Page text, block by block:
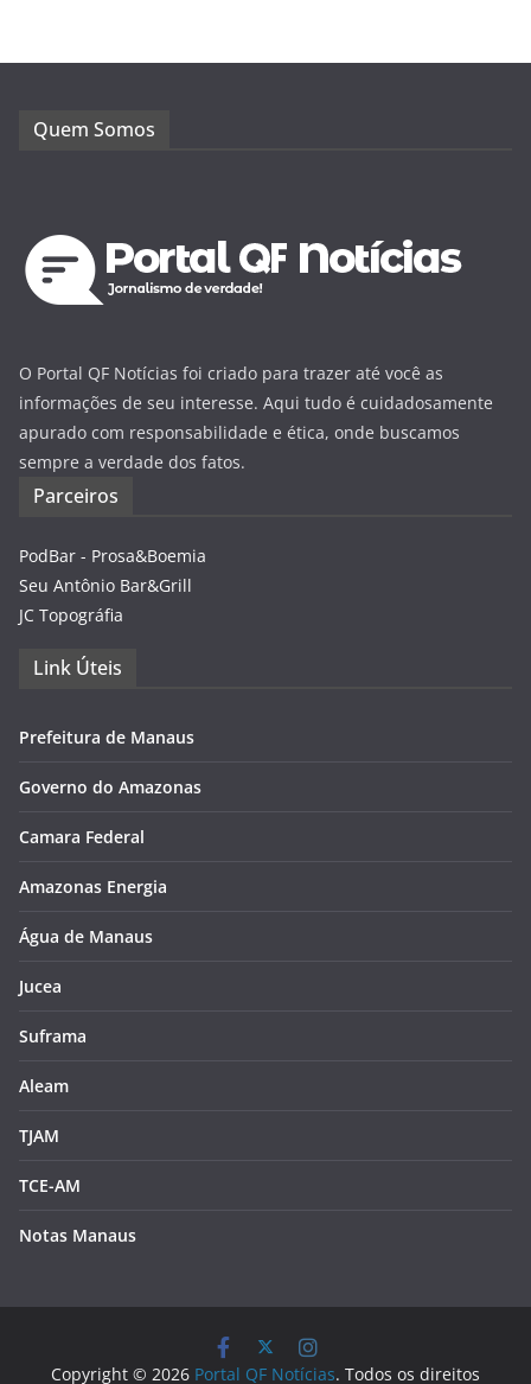
Quem Somos
O Portal QF Notícias foi criado para trazer até você as
informações de seu interesse. Aqui tudo é cuidadosamente
apurado com responsabilidade e ética, onde buscamos
sempre a verdade dos fatos.
Parceiros
PodBar - Prosa&Boemia
Seu Antônio Bar&Grill
JC Topográfia
Link Úteis
Prefeitura de Manaus
Governo do Amazonas
Camara Federal
Amazonas Energia
Água de Manaus
Jucea
Suframa
Aleam
TJAM
TCE-AM
Notas Manaus
Copyright © 2026 Portal QF Notícias. Todos os direitos